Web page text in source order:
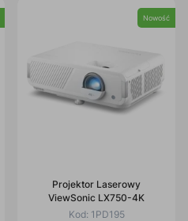
Nowość
Projektor Laserowy
ViewSonic LX750-4K
Kod: 1PD195